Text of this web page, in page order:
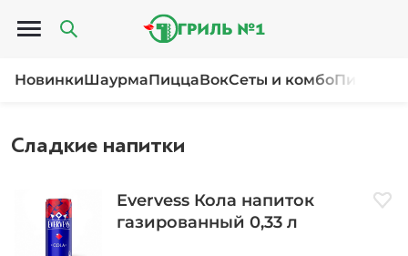
Открыть меню
НовинкиШаурмаПиццаВокСеты и комбоПироги
Сладкие напитки
Evervess Кола напиток
газированный 0,33 л